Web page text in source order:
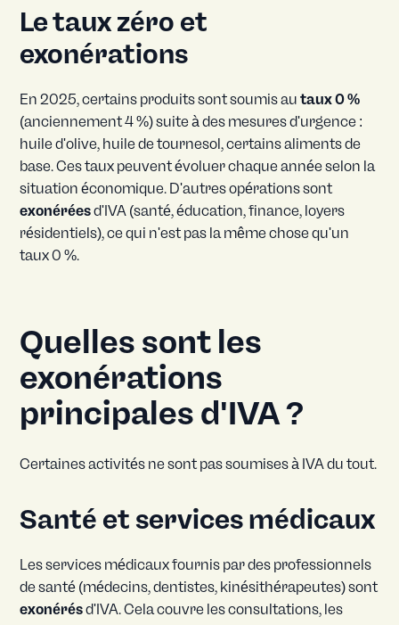
Le taux zéro et
exonérations
En 2025, certains produits sont soumis autaux 0 %
(anciennement 4 %) suite à des mesures d'urgence :
huile d'olive, huile de tournesol, certains aliments de
base. Ces taux peuvent évoluer chaque année selon la
situation économique. D'autres opérations sont
exonéréesd'IVA (santé, éducation, finance, loyers
résidentiels), ce qui n'est pas la même chose qu'un
taux 0 %.
Quelles sont les
exonérations
principales d'IVA ?
Certaines activités ne sont pas soumises à IVA du tout.
Santé et services médicaux
Les services médicaux fournis par des professionnels
de santé (médecins, dentistes, kinésithérapeutes) sont
exonérésd'IVA. Cela couvre les consultations, les